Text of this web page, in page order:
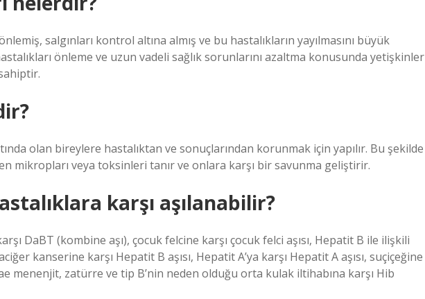
salgınları kontrol altına almış ve bu hastalıkların yayılmasını büyük
önleme ve uzun vadeli sağlık sorunlarını azaltma konusunda yetişkinler
olan bireylere hastalıktan ve sonuçlarından korunmak için yapılır. Bu şekilde
mikropları veya toksinleri tanır ve onlara karşı bir savunma geliştirir.
karşı aşılanabilir?
DaBT (kombine aşı), çocuk felcine karşı çocuk felci aşısı, Hepatit B ile ilişkili
kanserine karşı Hepatit B aşısı, Hepatit A’ya karşı Hepatit A aşısı, suçiçeğine
menenjit, zatürre ve tip B’nin neden olduğu orta kulak iltihabına karşı Hib